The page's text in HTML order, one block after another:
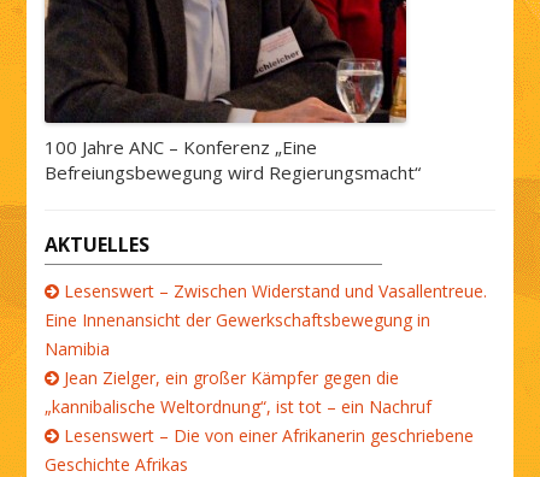
100 Jahre ANC – Konferenz „Eine
Befreiungsbewegung wird Regierungsmacht“
AKTUELLES
Lesenswert – Zwischen Widerstand und Vasallentreue.
Eine Innenansicht der Gewerkschaftsbewegung in
Namibia
Jean Zielger, ein großer Kämpfer gegen die
„kannibalische Weltordnung“, ist tot – ein Nachruf
Lesenswert – Die von einer Afrikanerin geschriebene
Geschichte Afrikas